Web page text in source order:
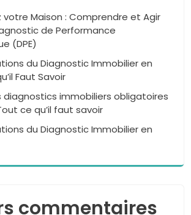
votre Maison : Comprendre et Agir
de Performance
(DPE)
du Diagnostic Immobilier en
Faut Savoir
diagnostics immobiliers obligatoires
ce qu’il faut savoir
du Diagnostic Immobilier en
commentaires